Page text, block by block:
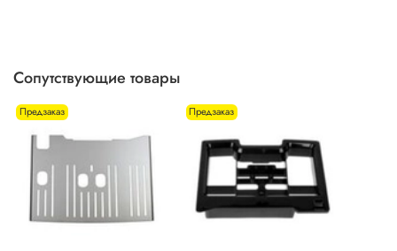
Сопутствующие товары
Предзаказ Предзаказ